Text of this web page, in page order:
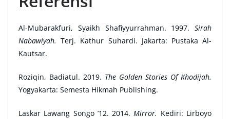
Al-Mubarakfuri, Syaikh Shafiyyurrahman. 1997. Sirah
Nabawiyah.Terj. Kathur Suhardi. Jakarta: Pustaka Al-
Kautsar.
Roziqin, Badiatul. 2019. The Golden Stories Of Khodijah.
Yogyakarta: Semesta Hikmah Publishing.
Laskar Lawang Songo ’12. 2014.Mirror. Kediri: Lirboyo